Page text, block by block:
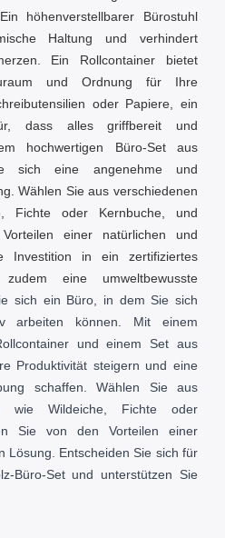
höhenverstellbarer Bürostuhl
Haltung und verhindert
Ein Rollcontainer bietet
und Ordnung für Ihre
oder Papiere, ein
dass alles griffbereit und
hochwertigen Büro-Set aus
sich eine angenehme und
Wählen Sie aus verschiedenen
Fichte oder Kernbuche, und
einer natürlichen und
Investition in ein zertifiziertes
zudem eine umweltbewusste
sich ein Büro, in dem Sie sich
arbeiten können. Mit einem
und einem Set aus
Produktivität steigern und eine
schaffen. Wählen Sie aus
wie Wildeiche, Fichte oder
Sie von den Vorteilen einer
Lösung. Entscheiden Sie sich für
Büro-Set und unterstützen Sie